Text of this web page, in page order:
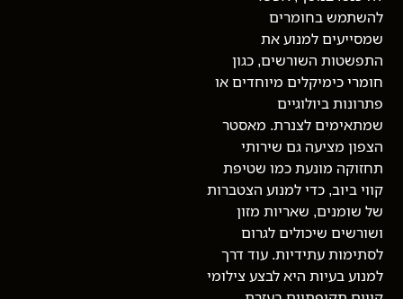
להשתמש בחומרים
שמסייעים למנוע את
התפשטות השורשים, כגון
חומרי כימיקלים מיוחדים או
פתרונות ביולוגיים
שמתאימים לצנרת. מאסטר
הצפון מציעה גם שירותי
תחזוקה מונעת כמו שטיפת
קווי ביוב, כדי למנוע הצטברות
של שומנים, שאריות מזון
ושורשים שיכולים לגרום
לסתימות עתידיות. עוד דרך
למנוע בעיות היא לבצע צילומי